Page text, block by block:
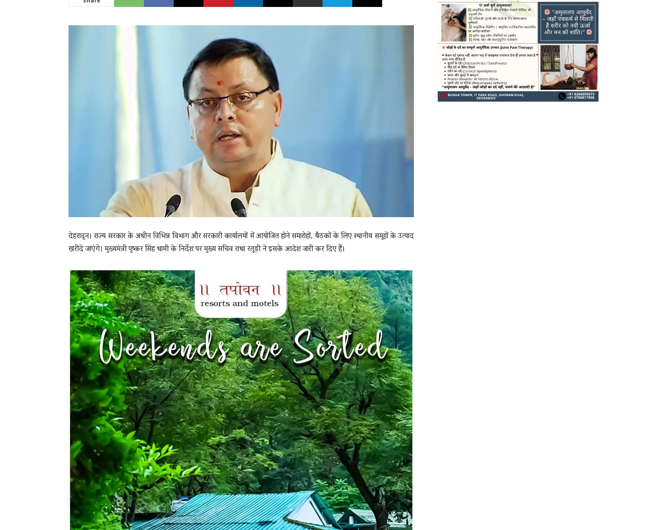
देहरादून। राज्य सरकार के अधीन विभिन्न विभाग और सरकारी कार्यालयों में आयोजित होने समारोहों, बैठकों के लिए स्थानीय समूहों के उत्पाद
खरीदे जाएंगे। मुख्यमंत्री पुष्कर सिंह धामी के निर्देश पर मुख्य सचिव राधा रतूड़ी ने इसके आदेश जारी कर दिए हैं।